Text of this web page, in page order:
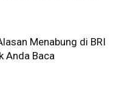
Menabung di BRI
Anda Baca